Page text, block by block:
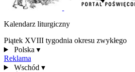
Kalendarz liturgiczny
Piątek XVIII tygodnia okresu zwykłego
Polska ▾
Reklama
Wschód ▾